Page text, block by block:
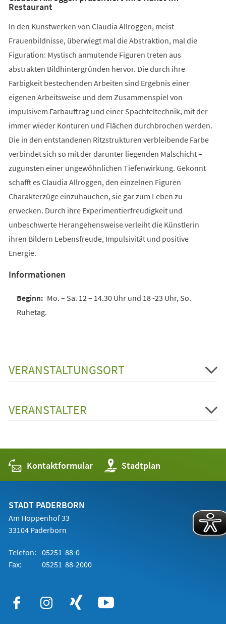
Restaurant
In den Kunstwerken von Claudia Allroggen, meist
Frauenbildnisse, überwiegt mal die Abstraktion, mal die
Figuration: Mystisch anmutende Figuren treten aus
abstrakten Bildhintergründen hervor. Die durch ihre
Farbigkeit bestechenden Arbeiten sind Ergebnis einer
eigenen Arbeitsweise und dem Zusammenspiel von
impulsivem Farbauftrag und einer Spachteltechnik, mit der
immer wieder Konturen und Flächen durchbrochen werden.
Die in den entstandenen Ritzstrukturen verbleibende Farbe
verbindet sich so mit der darunter liegenden Malschicht –
zugunsten einer ungewöhnlichen Tiefenwirkung. Gekonnt
schafft es Claudia Allroggen, den einzelnen Figuren
Charakterzüge einzuhauchen, sie gar zum Leben zu
erwecken. Durch ihre Experimentierfreudigkeit und
unbeschwerte Herangehensweise verleiht die Künstlerin
ihren Bildern Lebensfreude, Impulsivität und positive
Energie.
Informationen
Mo. – Sa. 12 – 14.30 Uhr und 18 -23 Uhr, So.
Ruhetag.
VERANSTALTUNGSORT
VERANSTALTER
Kontaktformular Stadtplan
(Öffnet
in
einem
STADT PADERBORN
Am Hoppenhof 33
33104 Paderborn
Telefon: 05251 88-0
Fax:
05251 88-2000